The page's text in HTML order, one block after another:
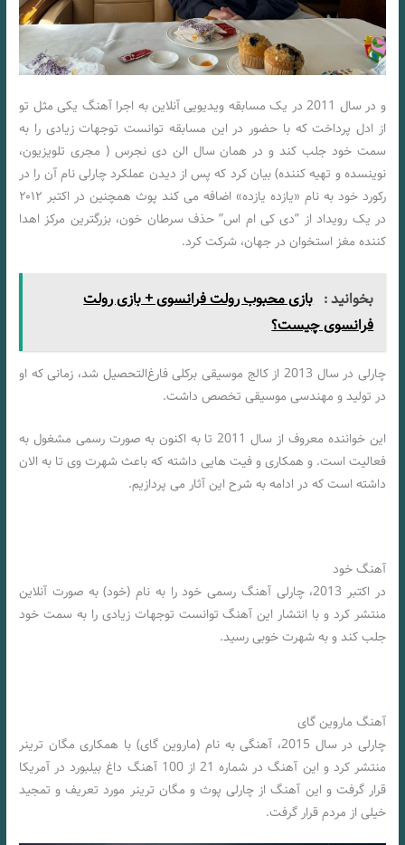
و در سال 2011 در یک مسابقه ویدیویی آنلاین به اجرا آهنگ یکی مثل تو
از ادل پرداخت که با حضور در این مسابقه توانست توجهات زیادی را به
سمت خود جلب کند و در همان سال الن دی نجرس ( مجری تلویزیون،
نوینسده و تهیه کننده) بیان کرد که پس از دیدن عملکرد چارلی نام آن را در
رکورد خود به نام «یازده یازده» اضافه می‌ کند پوث همچنین در اکتبر ۲۰۱۲
در یک رویداد از ”دی کی ام اس” حذف سرطان خون، بزرگترین مرکز اهدا
کننده مغز استخوان در جهان، شرکت کرد.
بخوانید : بازی محبوب رولت فرانسوی + بازی رولت
فرانسوی چیست؟
چارلی در سال 2013 از کالج موسیقی برکلی فارغ‌التحصیل شد، زمانی که او
در تولید و مهندسی موسیقی تخصص داشت.
این خواننده معروف از سال 2011 تا به اکنون به صورت رسمی مشغول به
فعالیت است. و همکاری و فیت هایی داشته که باعث شهرت وی تا به الان
داشته است که در ادامه به شرح این آثار می پردازیم.
آهنگ خود
در اکتبر 2013، چارلی آهنگ رسمی خود را به نام (خود) به صورت آنلاین
منتشر کرد و با انتشار این آهنگ توانست توجهات زیادی را به سمت خود
جلب کند و به شهرت خوبی رسید.
آهنگ ماروین گای
چارلی در سال 2015، آهنگی به نام (ماروین گای) با همکاری مگان ترینر
منتشر کرد و این آهنگ در شماره 21 از 100 آهنگ داغ بیلبورد در آمریکا
قرار گرفت و این آهنگ از چارلی پوث و مگان ترینر مورد تعریف و تمجید
خیلی از مردم قرار گرفت.